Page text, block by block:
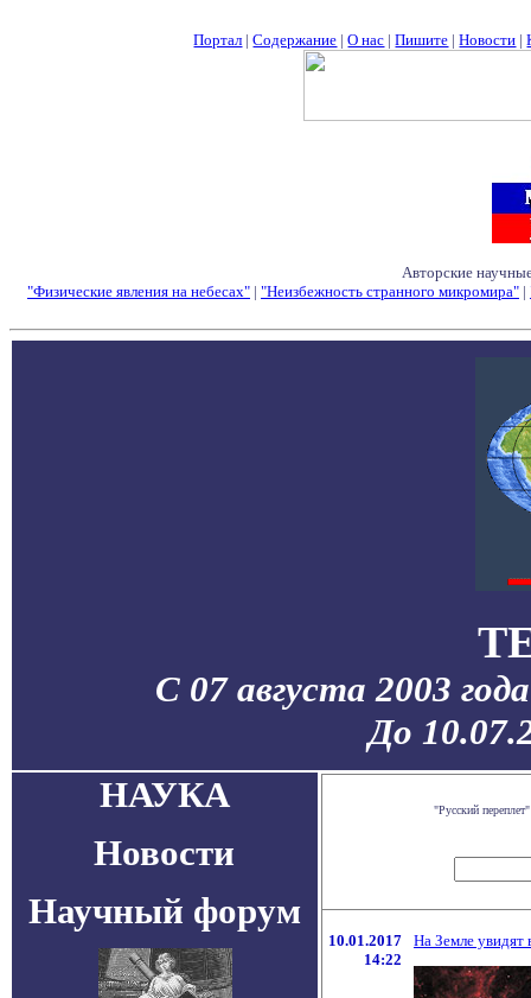
Портал |Содержание |О нас |Пишите |Новости |
Авторские
"Физические явления на небесах" | "Неизбежность странного микромира" |
С 07 августа 2003
До
НАУКА
Новости
Научный форум
"Русский
10.01.2017
14:22
На Земле увидят